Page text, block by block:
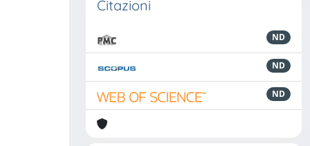
Citazioni
ND
ND
ND